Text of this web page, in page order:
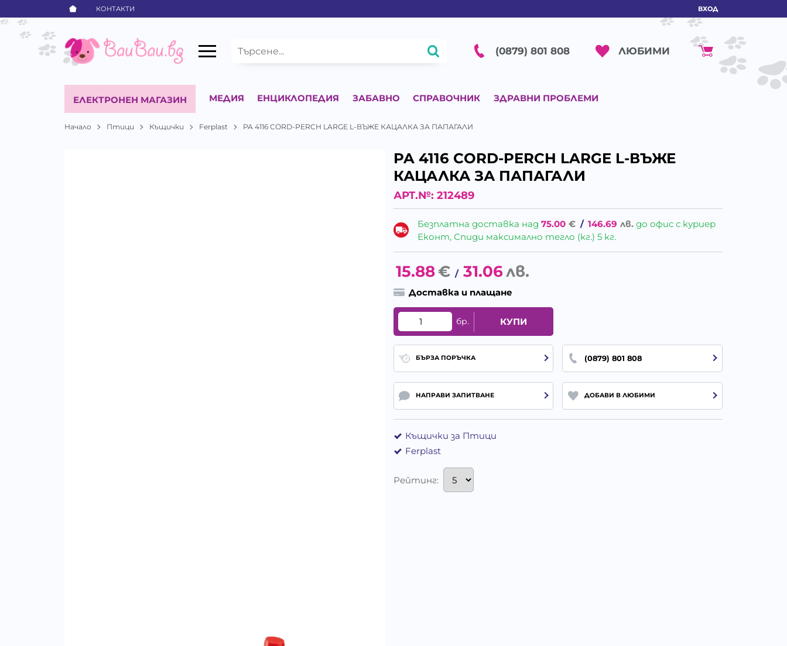
КОНТАКТИ ВХОД
(0879) 801 808 ЛЮБИМИ
ЕЛЕКТРОНЕН МАГАЗИН МЕДИЯ ЕНЦИКЛОПЕДИЯ ЗАБАВНО СПРАВОЧНИК ЗДРАВНИ ПРОБЛЕМИ
Начало Птици Къщички Ferplast PA 4116 CORD-PERCH LARGE L-ВЪЖЕ КАЦАЛКА ЗА ПАПАГАЛИ
PA 4116 CORD-PERCH LARGE L-ВЪЖЕ
КАЦАЛКА ЗА ПАПАГАЛИ
АРТ.№: 212489
Безплатна доставка над75.00 € / 146.69 лв. до офис с куриер
Еконт, Спиди максимално тегло (кг.) 5 кг.
15.88€ / 31.06лв.
Доставка и плащане
бр. КУПИ
БЪРЗА ПОРЪЧКА (0879) 801 808
НАПРАВИ ЗАПИТВАНЕ ДОБАВИ В ЛЮБИМИ
Къщички за Птици
Ferplast
Рейтинг: